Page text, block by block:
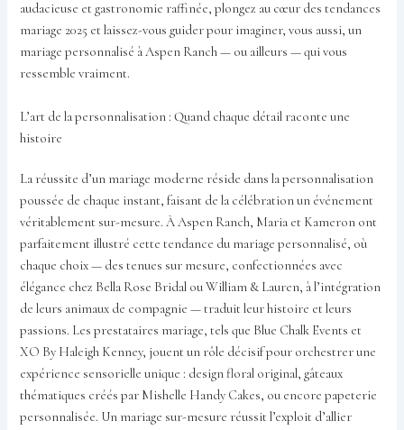
audacieuse et gastronomie raffinée, plongez au cœur des tendances
mariage 2025 et laissez-vous guider pour imaginer, vous aussi, un
mariage personnalisé à Aspen Ranch — ou ailleurs — qui vous
ressemble vraiment.
L’art de la personnalisation : Quand chaque détail raconte une
histoire
La réussite d’un mariage moderne réside dans la personnalisation
poussée de chaque instant, faisant de la célébration un événement
véritablement sur-mesure. À Aspen Ranch, Maria et Kameron ont
parfaitement illustré cette tendance du mariage personnalisé, où
chaque choix — des tenues sur mesure, confectionnées avec
élégance chez Bella Rose Bridal ou William & Lauren, à l’intégration
de leurs animaux de compagnie — traduit leur histoire et leurs
passions. Les prestataires mariage, tels que Blue Chalk Events et
XO By Haleigh Kenney, jouent un rôle décisif pour orchestrer une
expérience sensorielle unique : design floral original, gâteaux
thématiques créés par Mishelle Handy Cakes, ou encore papeterie
personnalisée. Un mariage sur-mesure réussit l’exploit d’allier